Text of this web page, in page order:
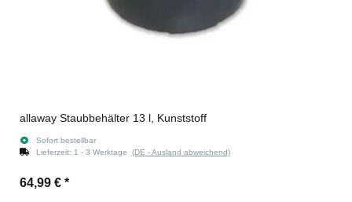
allaway Staubbehälter 13 l, Kunststoff
Sofort bestellbar
Lieferzeit: 1 - 3 Werktage (DE - Ausland abweichend)
64,99 € *